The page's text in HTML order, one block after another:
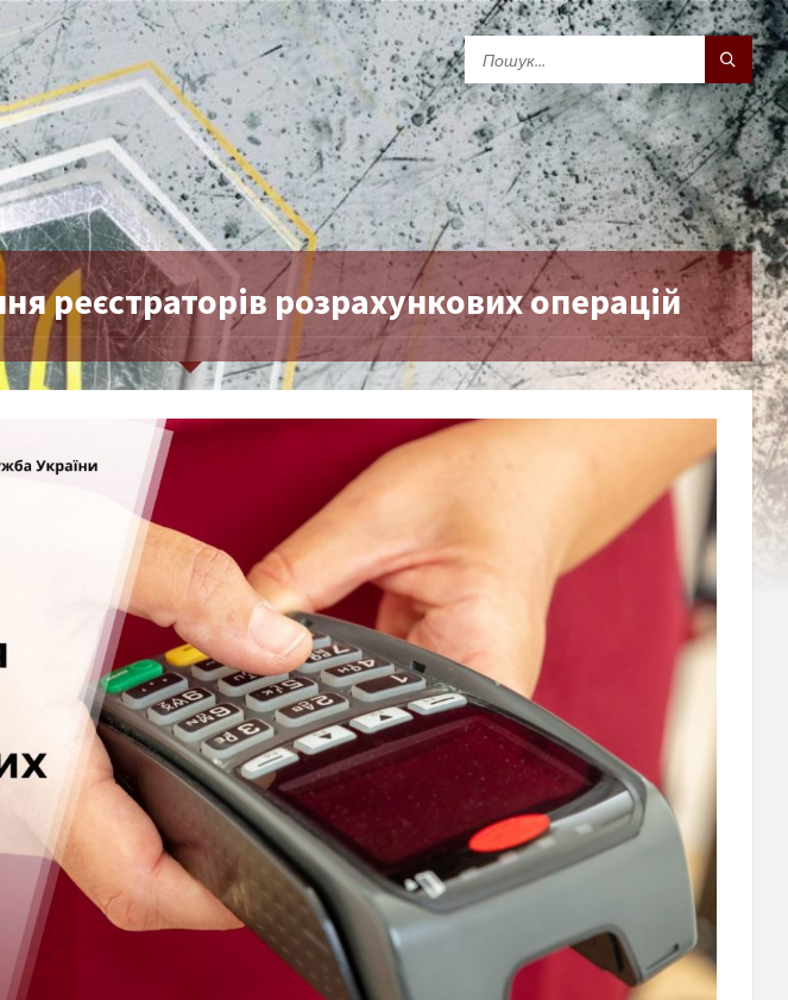
реєстраторів розрахункових операцій